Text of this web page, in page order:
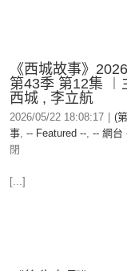
《西城故事》
第43季 第12集 ︱
西城 , 李立航
2026/05/22 18:08:17
(
事, -- Featured --, -- 網台
閉
[...]